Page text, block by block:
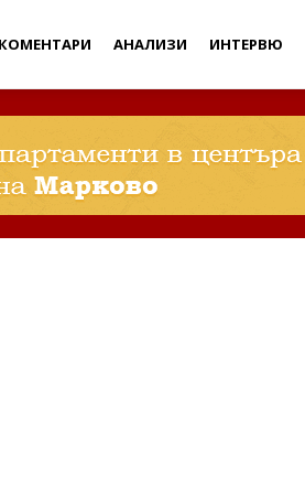
КОМЕНТАРИ АНАЛИЗИ ИНТЕРВЮ